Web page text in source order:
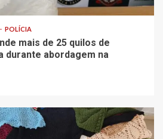
POLÍCIA
mais de 25 quilos de
durante abordagem na